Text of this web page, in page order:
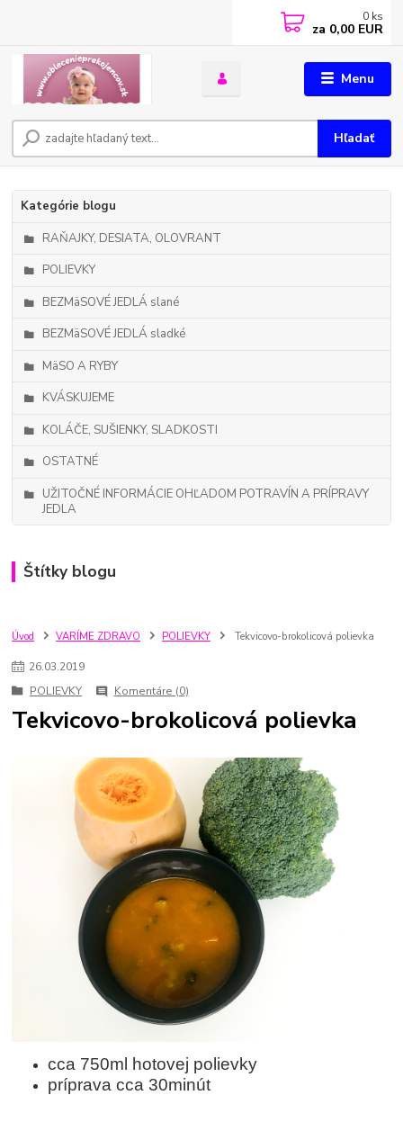
Menu
Hľadať
0 ks
za 0,00 EUR
Kategórie blogu
RAŇAJKY, DESIATA, OLOVRANT
POLIEVKY
BEZMäSOVÉ JEDLÁ slané
BEZMäSOVÉ JEDLÁ sladké
MäSO A RYBY
KVÁSKUJEME
KOLÁČE, SUŠIENKY, SLADKOSTI
OSTATNÉ
UŽITOČNÉ INFORMÁCIE OHĽADOM POTRAVÍN A PRÍPRAVY
JEDLA
Štítky blogu
Úvod VARÍME ZDRAVO POLIEVKY Tekvicovo-brokolicová polievka
26.03.2019
POLIEVKY
Komentáre (0)
Tekvicovo-brokolicová polievka
cca 750ml hotovej polievky
príprava cca 30minút